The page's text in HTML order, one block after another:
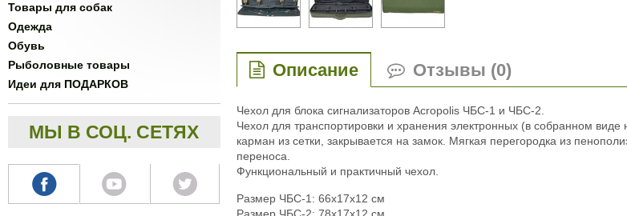
Товары для собак
Одежда
Обувь
Рыболовные товары
Идеи для ПОДАРКОВ
МЫ В СОЦ. СЕТЯХ
Описание Отзывы (0)
Чехол для блока сигнализаторов Acropolis ЧБС-1 и ЧБС-2.
Чехол для транспортировки и хранения электронных (в собранном
карман из сетки, закрывается на замок. Мягкая перегородка из
переноса.
Функциональный и практичный чехол.
Размер ЧБС-1: 66х17х12 см